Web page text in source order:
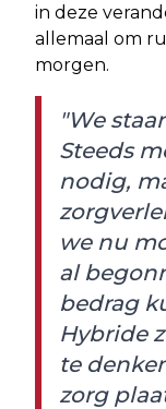
in deze
allemaal om
morgen.
"We
Steeds
nodig,
we nu
al
bedrag
Hybride
te
zorg